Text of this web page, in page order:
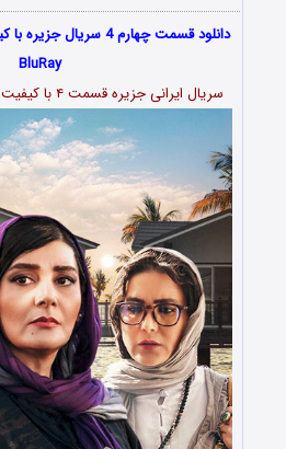
BluRay
سریال ایرانی جزیره قسمت۴ با کیفیت 1080p & 720p & 480p